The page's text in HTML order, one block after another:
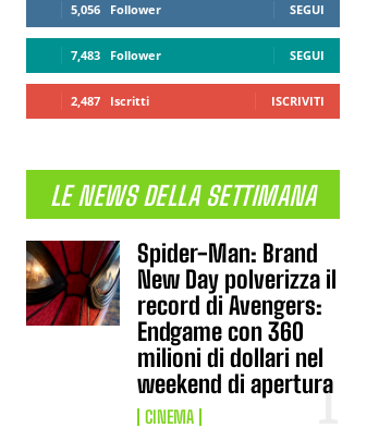
5,056 Follower SEGUI
7,483 Follower SEGUI
2,487 Iscritti ISCRIVITI
LE NEWS DELLA SETTIMANA
Spider-Man: Brand
New Day polverizza il
record di Avengers:
Endgame con 360
milioni di dollari nel
weekend di apertura
CINEMA